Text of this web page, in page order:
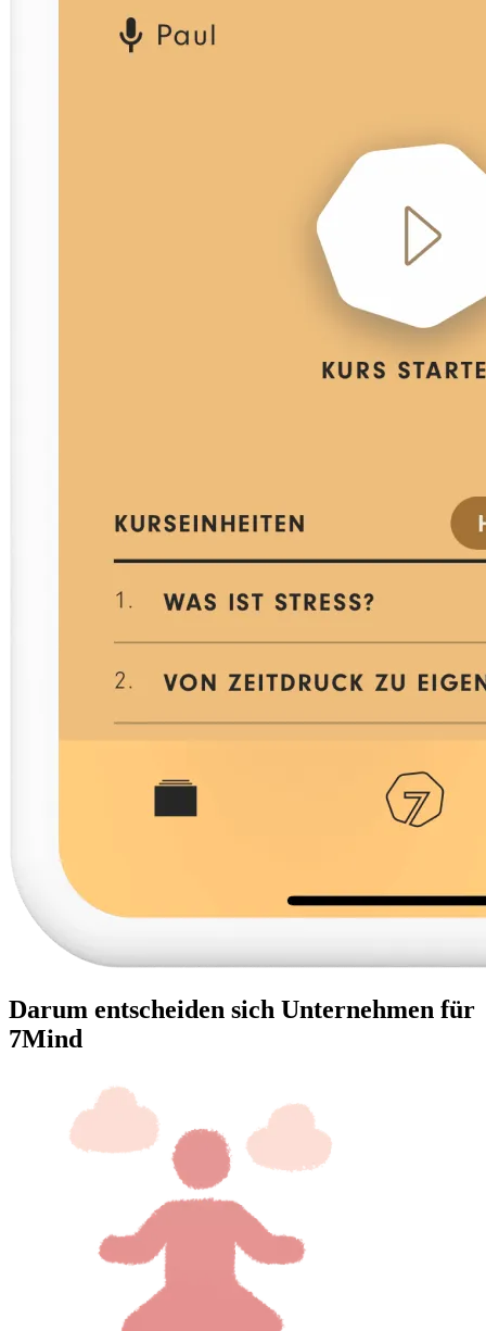
Darum entscheiden sich Unternehmen für
7Mind